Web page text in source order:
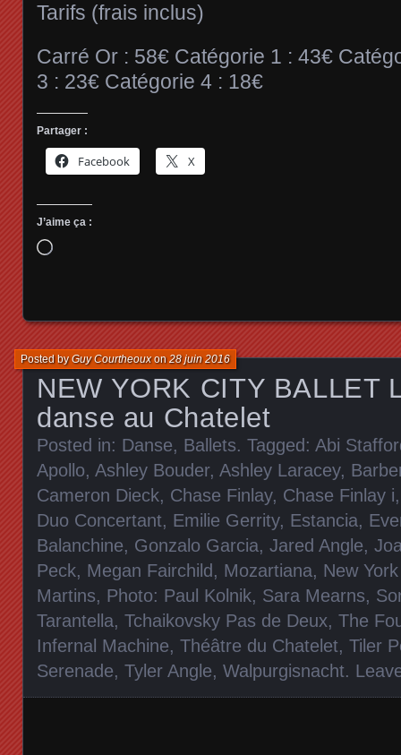
Tarifs (frais inclus)
Carré Or : 58€ Catégorie 1 : 43€
3 : 23€ Catégorie 4 : 18€
Partager :
Facebook X
J’aime ça :
Chargement…
NEW YORK CITY BALLET
danse au Chatelet
Posted byGuy Courtheouxon28 juin 2016
Posted in: Danse, Ballets. Tagged: Abi
Apollo, Ashley Bouder, Ashley Laracey,
Cameron Dieck, Chase Finlay, Chase Finlay i
Duo Concertant, Emilie Gerrity, Estancia,
Balanchine, Gonzalo Garcia, Jared Angle,
Peck, Megan Fairchild , Mozartiana, New
Martins, Photo: Paul Kolnik, Sara Mearns,
Tarantella, Tchaikovsky Pas de Deux, The
Infernal Machine, Théâtre du Chatelet, Tiler
Serenade, Tyler Angle, Walpurgisnacht.